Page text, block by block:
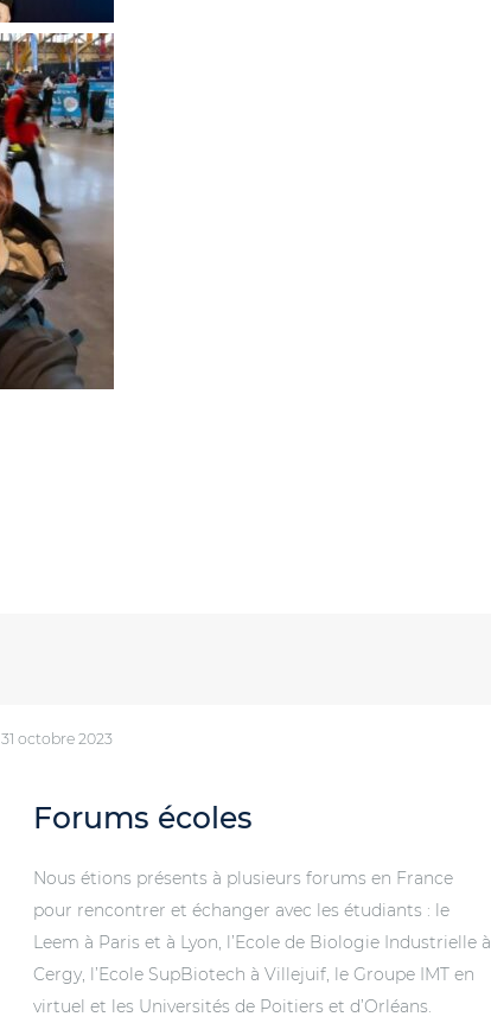
31 octobre 2023
Forums écoles
Nous étions présents à plusieurs forums en France
pour rencontrer et échanger avec les étudiants : le
Leem à Paris et à Lyon, l’Ecole de Biologie Industrielle à
Cergy, l’Ecole SupBiotech à Villejuif, le Groupe IMT en
virtuel et les Universités de Poitiers et d’Orléans.